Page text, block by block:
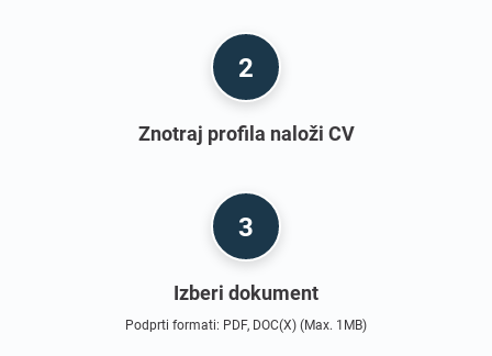
2
Znotraj profila naloži CV
3
Izberi dokument
Podprti formati: PDF, DOC(X) (Max. 1MB)